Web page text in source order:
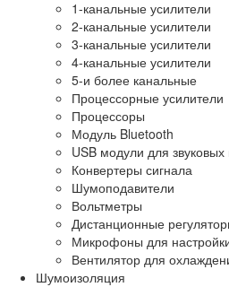
1-канальные усилители
2-канальные усилители
3-канальные усилители
4-канальные усилители
5-и более канальные
Процессорные усилители
Процессоры
Модуль Bluetooth
USB модули для
Конвертеры сигнала
Шумоподавители
Вольтметры
Дистанционные
Микрофоны для
Вентилятор для
Шумоизоляция